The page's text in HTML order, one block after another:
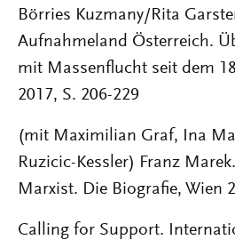
Börries Kuzmany/Rita
Aufnahmeland Österreich.
mit Massenflucht seit dem
2017, S. 206-229
(mit Maximilian Graf, Ina
Ruzicic-Kessler) Franz
Marxist. Die Biografie, Wien
Calling for Support.